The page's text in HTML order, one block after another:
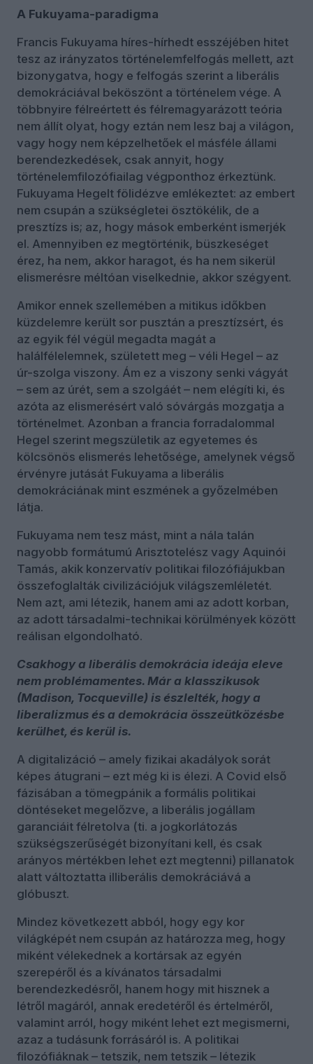
A Fukuyama-paradigma
Francis Fukuyama híres-hírhedt esszéjében hitet
tesz az irányzatos történelemfelfogás mellett, azt
bizonygatva, hogy e felfogás szerint a liberális
demokráciával beköszönt a történelem vége. A
többnyire félreértett és félremagyarázott teória
nem állít olyat, hogy eztán nem lesz baj a világon,
vagy hogy nem képzelhetőek el másféle állami
berendezkedések, csak annyit, hogy
történelemfilozófiailag végponthoz érkeztünk.
Fukuyama Hegelt fölidézve emlékeztet: az embert
nem csupán a szükségletei ösztökélik, de a
presztízs is; az, hogy mások emberként ismerjék
el. Amennyiben ez megtörténik, büszkeséget
érez, ha nem, akkor haragot, és ha nem sikerül
elismerésre méltóan viselkednie, akkor szégyent.
Amikor ennek szellemében a mitikus időkben
küzdelemre került sor pusztán a presztízsért, és
az egyik fél végül megadta magát a
halálfélelemnek, született meg – véli Hegel – az
úr-szolga viszony. Ám ez a viszony senki vágyát
– sem az úrét, sem a szolgáét – nem elégíti ki, és
azóta az elismerésért való sóvárgás mozgatja a
történelmet. Azonban a francia forradalommal
Hegel szerint megszületik az egyetemes és
kölcsönös elismerés lehetősége, amelynek végső
érvényre jutását Fukuyama a liberális
demokráciának mint eszmének a győzelmében
látja.
Fukuyama nem tesz mást, mint a nála talán
nagyobb formátumú Arisztotelész vagy Aquinói
Tamás, akik konzervatív politikai filozófiájukban
összefoglalták civilizációjuk világszemléletét.
Nem azt, ami létezik, hanem ami az adott korban,
az adott társadalmi-technikai körülmények között
reálisan elgondolható.
Csakhogy a liberális demokrácia ideája eleve
nem problémamentes. Már a klasszikusok
(Madison, Tocqueville) is észlelték, hogy a
liberalizmus és a demokrácia összeütközésbe
kerülhet, és kerül is.
A digitalizáció – amely fizikai akadályok sorát
képes átugrani – ezt még ki is élezi. A Covid első
fázisában a tömegpánik a formális politikai
döntéseket megelőzve, a liberális jogállam
garanciáit félretolva (ti. a jogkorlátozás
szükségszerűségét bizonyítani kell, és csak
arányos mértékben lehet ezt megtenni) pillanatok
alatt változtatta illiberális demokráciává a
glóbuszt.
Mindez következett abból, hogy egy kor
világképét nem csupán az határozza meg, hogy
miként vélekednek a kortársak az egyén
szerepéről és a kívánatos társadalmi
berendezkedésről, hanem hogy mit hisznek a
létről magáról, annak eredetéről és értelméről,
valamint arról, hogy miként lehet ezt megismerni,
azaz a tudásunk forrásáról is. A politikai
filozófiáknak – tetszik, nem tetszik – létezik